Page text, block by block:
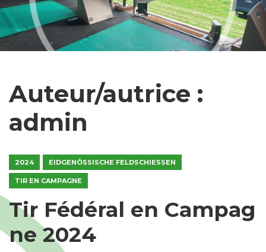
Auteur/autrice :
admin
2024 EIDGENÖSSISCHE FELDSCHIESSEN
TIR EN CAMPAGNE
Tir Fédéral en Campag
ne 2024